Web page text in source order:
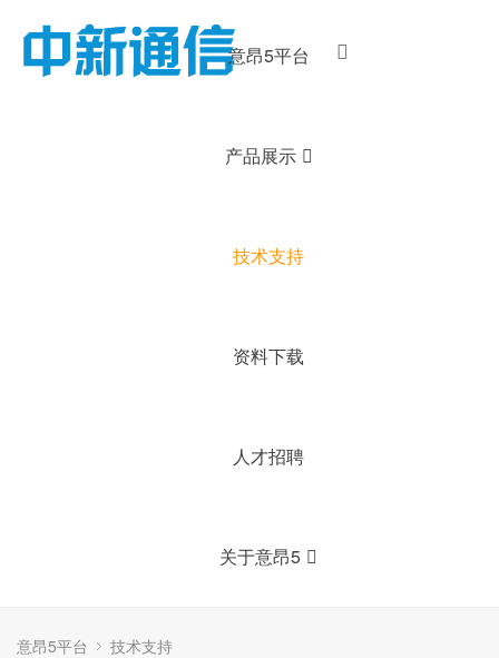
意昂5平台
产品展示
技术支持
资料下载
人才招聘
关于意昂5
意昂5平台 技术支持